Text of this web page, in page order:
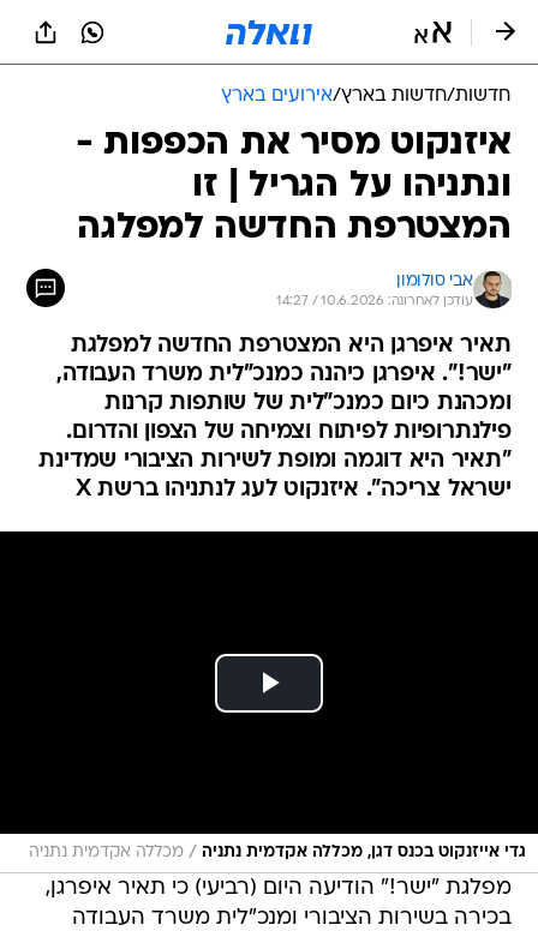
חדשות/חדשות בארץ/אירועים בארץ
איזנקוט מסיר את הכפפות -
ונתניהו על הגריל | זו
המצטרפת החדשה למפלגה
אבי סולומון
עודכן לאחרונה: 10.6.2026 / 14:27
תאיר איפרגן היא המצטרפת החדשה למפלגת
"ישר!". איפרגן כיהנה כמנכ"לית משרד העבודה,
ומכהנת כיום כמנכ"לית של שותפות קרנות
פילנתרופיות לפיתוח וצמיחה של הצפון והדרום.
"תאיר היא דוגמה ומופת לשירות הציבורי שמדינת
ישראל צריכה". איזנקוט לעג לנתניהו ברשת X
גדי אייזנקוט בכנס דגן, מכללה אקדמית נתניה / מכללה אקדמית נתניה
מפלגת "ישר!" הודיעה היום (רביעי) כי תאיר איפרגן,
בכירה בשירות הציבורי ומנכ"לית משרד העבודה